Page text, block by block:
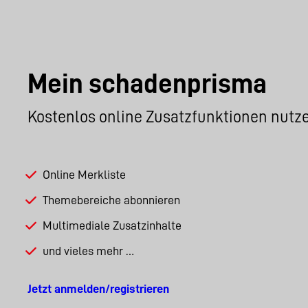
Mein schadenprisma
Kostenlos online Zusatzfunktionen
Online Merkliste
Themebereiche abonnieren
Multimediale Zusatzinhalte
und vieles mehr …
Jetzt anmelden/registrieren